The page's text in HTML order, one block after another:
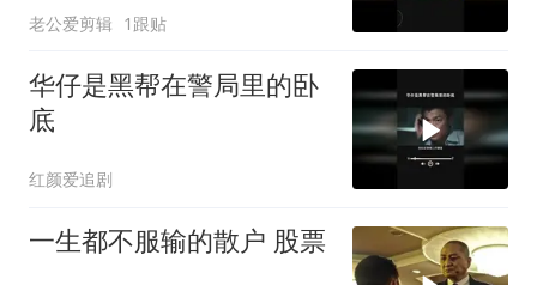
老公爱剪辑 1跟贴
华仔是黑帮在警局里的卧
底
红颜爱追剧
一生都不服输的散户 股票